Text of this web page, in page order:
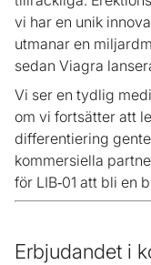
vi har en unik
utmanar en
sedan Viagra
Vi ser en tydlig
om vi fortsätter att
differentiering
kommersiella
för LIB‑01 att bli en
Erbjudandet i